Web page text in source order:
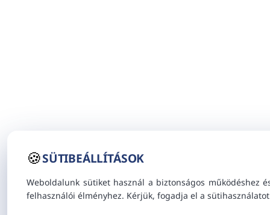
🍪SÜTIBEÁLLÍTÁSOK
Weboldalunk sütiket használ a biztonságos működéshez
felhasználói élményhez. Kérjük, fogadja el a